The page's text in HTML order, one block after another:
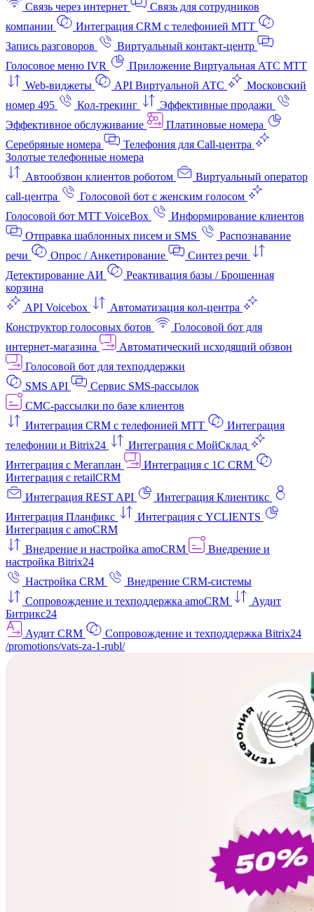
Связь через интернет
Связь для сотрудников
компании
Интеграция CRM с телефонией МТТ
Запись разговоров
Виртуальный контакт‑центр
Голосовое меню IVR
Приложение Виртуальная АТС МТТ
Web-виджеты
API Виртуальной АТС
Московский
номер 495
Кол-трекинг
Эффективные продажи
Эффективное обслуживание
Платиновые номера
Серебряные номера
Телефония для Call-центра
Золотые телефонные номера
Автообзвон клиентов роботом
Виртуальный оператор
call-центра
Голосовой бот с женским голосом
Голосовой бот МТТ VoiceBox
Информирование клиентов
Отправка шаблонных писем и SMS
Распознавание
речи
Опрос / Анкетирование
Синтез речи
Детектирование АИ
Реактивация базы / Брошенная
корзина
API Voicebox
Автоматизация кол‑центра
Конструктор голосовых ботов
Голосовой бот для
интернет‑магазина
Автоматический исходящий обзвон
Голосовой бот для техподдержки
SMS API
Сервис SMS-рассылок
СМС-рассылки по базе клиентов
Интеграция CRM с телефонией МТТ
Интеграция
телефонии и Bitrix24
Интеграция с МойСклад
Интеграция с Мегаплан
Интеграция с 1C CRM
Интеграция с retailCRM
Интеграция REST API
Интеграция Клиентикс
Интеграция Планфикс
Интеграция с YCLIENTS
Интеграция с amoCRM
Внедрение и настройка amoCRM
Внедрение и
настройка Bitrix24
Настройка CRM
Внедрение CRM-системы
Сопровождение и техподдержка amoCRM
Аудит
Битрикс24
Аудит CRM
Сопровождение и техподдержка Bitrix24
/promotions/vats-za-1-rubl/